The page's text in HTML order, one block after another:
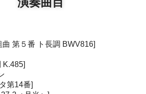
曲 第５番 ト長調 BWV816]
K.485]
第14番]